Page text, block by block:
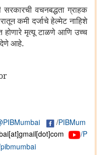
वचनबद्धता ग्राहक
कमी दर्जाचे हेल्मेट नाहिशे
होणारे मृत्यू टाळणे आणि उच्च
देणे आहे.
/PIBMum
/P